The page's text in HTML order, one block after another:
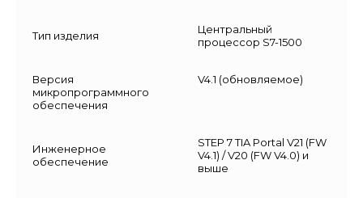
Тип изделия
Центральный
процессор S7-1500
Версия
микропрограммного
обеспечения
V4.1 (обновляемое)
Инженерное
обеспечение
STEP 7 TIA Portal V21 (FW
V4.1) / V20 (FW V4.0) и
выше